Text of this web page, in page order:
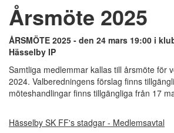
Årsmöte 2025
ÅRSMÖTE 2025 - den 24 mars 19:00 i
Hässelby IP
Samtliga medlemmar kallas till årsmöte för
2024. Valberedningens förslag finns
möteshandlingar finns tillgängliga från 17
Hässelby SK FF's stadgar - Medlemsavtal